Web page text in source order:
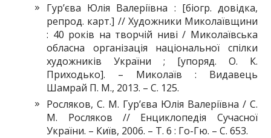
Гур’єва Юлія Валеріївна : [біогр. довідка,
репрод. карт.] // Художники Миколаївщини
: 40 років на творчій ниві / Миколаївська
обласна організація національної спілки
художників України ; [упоряд. О. К.
Приходько]. – Миколаїв : Видавець
Шамрай П. М., 2013. – С. 125.
Росляков, С. М. Гур’єва Юлія Валеріївна / С.
М. Росляков // Енциклопедія Сучасної
України. – Київ, 2006. – Т. 6 : Го-Гю. – С. 653.